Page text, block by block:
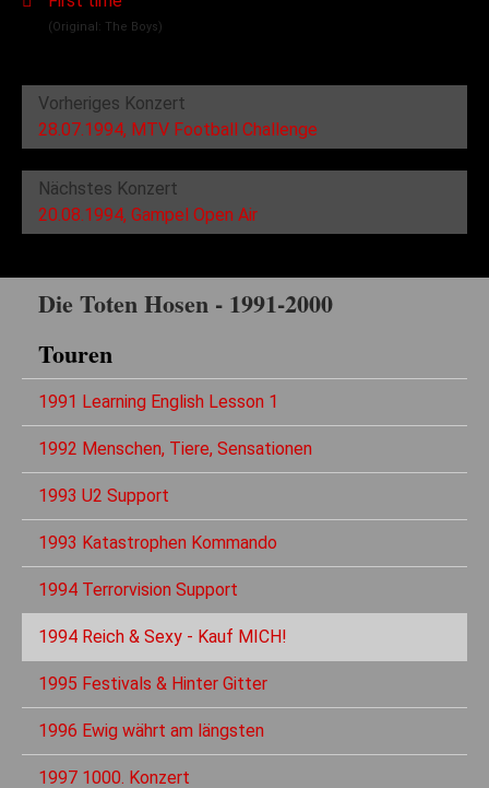
(Original: The Boys)
Vorheriges Konzert
28.07.1994, MTV Football Challenge
Nächstes Konzert
20.08.1994, Gampel Open Air
Die Toten Hosen - 1991-2000
Touren
1991 Learning English Lesson 1
1992 Menschen, Tiere, Sensationen
1993 U2 Support
1993 Katastrophen Kommando
1994 Terrorvision Support
1994 Reich & Sexy - Kauf MICH!
1995 Festivals & Hinter Gitter
1996 Ewig währt am längsten
1997 1000. Konzert